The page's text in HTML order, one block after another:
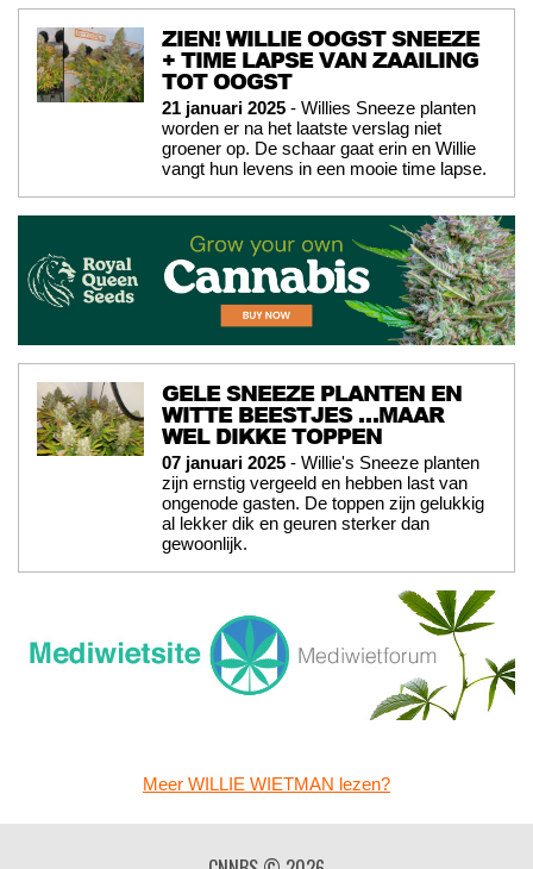
ZIEN! WILLIE OOGST SNEEZE
+ TIME LAPSE VAN ZAAILING
TOT OOGST
21 januari 2025 - Willies Sneeze planten
worden er na het laatste verslag niet
groener op. De schaar gaat erin en Willie
vangt hun levens in een mooie time lapse.
GELE SNEEZE PLANTEN EN
WITTE BEESTJES …MAAR
WEL DIKKE TOPPEN
07 januari 2025 - Willie's Sneeze planten
zijn ernstig vergeeld en hebben last van
ongenode gasten. De toppen zijn gelukkig
al lekker dik en geuren sterker dan
gewoonlijk.
Meer WILLIE WIETMAN lezen?